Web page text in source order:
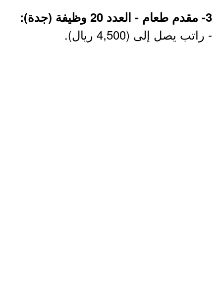
3- مقدم طعام - العدد 20 وظيفة (جدة):
- راتب يصل إلى (4,500 ريال).